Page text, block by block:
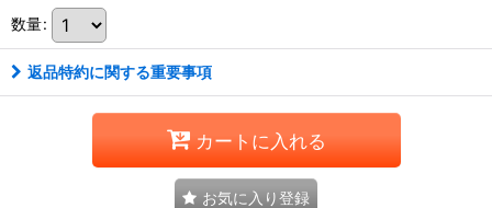
数量:
返品特約に関する重要事項
カートに入れる
お気に入り登録